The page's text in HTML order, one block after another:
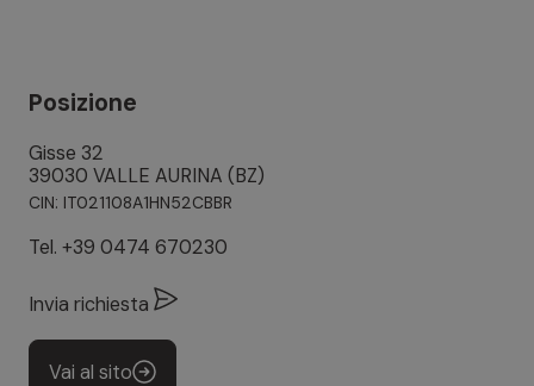
Posizione
Gisse 32
39030 VALLE AURINA (BZ)
CIN: IT021108A1HN52CBBR
Tel. +39 0474 670230
Invia richiesta
Vai al sito